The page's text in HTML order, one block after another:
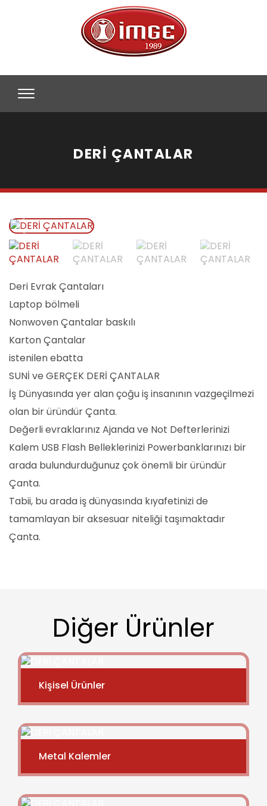
DERİ ÇANTALAR
Deri Evrak Çantaları
Laptop bölmeli
Nonwoven Çantalar baskılı
Karton Çantalar
istenilen ebatta
SUNİ ve GERÇEK DERİ ÇANTALAR
İş Dünyasında yer alan çoğu iş insanının vazgeçilmezi
olan bir üründür Çanta.
Değerli evraklarınız Ajanda ve Not Defterlerinizi
Kalem USB Flash Belleklerinizi Powerbanklarınızı bir
arada bulundurduğunuz çok önemli bir üründür
Çanta.
Tabii, bu arada iş dünyasında kıyafetinizi de
tamamlayan bir aksesuar niteliği taşımaktadır
Çanta.
Diğer Ürünler
Kişisel Ürünler
Metal Kalemler